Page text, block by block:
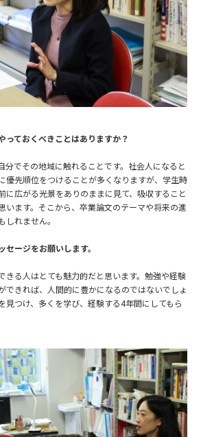
っておくべきことはありますか？
でその地域に触れることです。社会人になると
優先順位をつけることが多くなりますが、学生時
に広がる光景をありのままに見て、吸収すること
います。そこから、卒業論文のテーマや将来の進
れません。
ージをお願いします。
きる人はとても魅力的だと思います。勉強や経験
できれば、人間的に豊かになるのではないでしょ
見つけ、多くを学び、経験する4年間にしてもら